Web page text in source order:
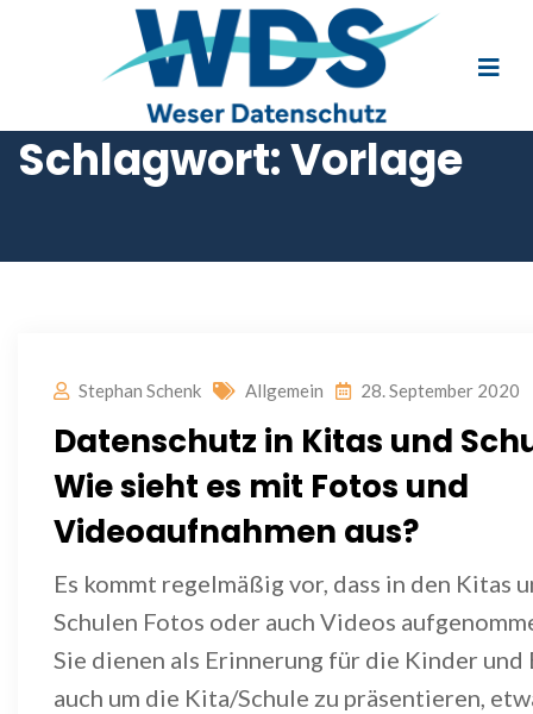
Schlagwort:Vorlage
Stephan Schenk Allgemein 28. September 2020
Datenschutz in Kitas und
Wie sieht es mit Fotos und
Videoaufnahmen aus?
Es kommt regelmäßig vor, dass in den Kitas
Schulen Fotos oder auch Videos
Sie dienen als Erinnerung für die Kinder
auch um die Kita/Schule zu präsentieren,